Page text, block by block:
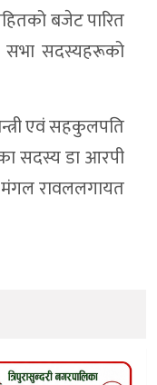
बजेट पारित
सभा सदस्यहरूको
एवं सहकुलपति
सदस्य डा आरपी
मंगल रावललगायत